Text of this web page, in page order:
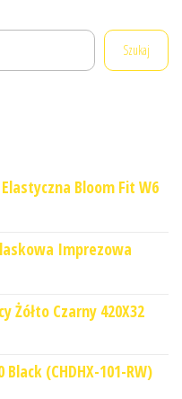
Szukaj
Bloom Fit W6
Imprezowa
Żółto Czarny 420X32
(CHDHX-101-RW)